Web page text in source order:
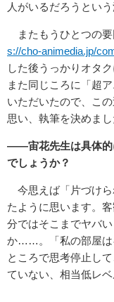
人がいるだろうとい
またもうひとつの要
s://cho-animedia.jp/
した後うっかりオタ
また同じころに「超
いただいたので、こ
思い、執筆を決めまし
――宙花先生は具体的
でしょうか？
今思えば「片づけら
たように思います。
分ではそこまでヤバ
か……。「私の部屋は
ところで思考停止し
ていない、相当低レ